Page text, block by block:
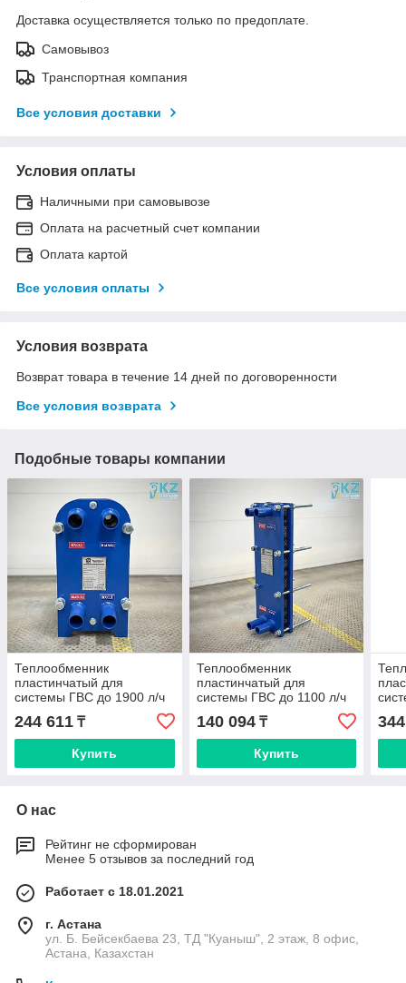
Доставка осуществляется только по предоплате.
Самовывоз
Транспортная компания
Все условия доставки
Условия оплаты
Наличными при самовывозе
Оплата на расчетный счет компании
Оплата картой
Все условия оплаты
Условия возврата
Возврат товара в течение 14 дней по договоренности
Все условия возврата
Подобные товары компании
Теплообменник
пластинчатый для
системы ГВС до 1900 л/ч
Ares A2S (Danfoss,
Sondex)
244 611 ₸
Купить
Теплообменник
пластинчатый для
системы ГВС до 1100 л/ч
Ares A1L (Danfoss,
Sondex)
140 094₸
Купить
О нас
Рейтинг не сформирован
Менее 5 отзывов за последний год
Работает с 18.01.2021
г. Астана
ул. Б. Бейсекбаева 23, ТД "Куаныш", 2 этаж, 8 офис,
Астана, Казахстан